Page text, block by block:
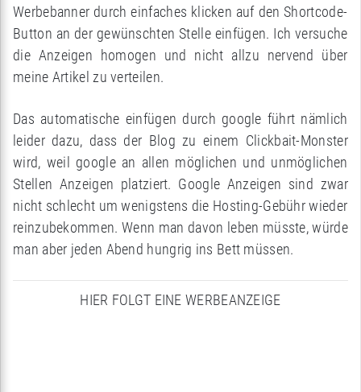
Werbebanner durch einfaches klicken auf den Shortcode-
Button an der gewünschten Stelle einfügen. Ich versuche
die Anzeigen homogen und nicht allzu nervend über
meine Artikel zu verteilen.
Das automatische einfügen durch google führt nämlich
leider dazu, dass der Blog zu einem Clickbait-Monster
wird, weil google an allen möglichen und unmöglichen
Stellen Anzeigen platziert. Google Anzeigen sind zwar
nicht schlecht um wenigstens die Hosting-Gebühr wieder
reinzubekommen. Wenn man davon leben müsste, würde
man aber jeden Abend hungrig ins Bett müssen.
HIER FOLGT EINE WERBEANZEIGE